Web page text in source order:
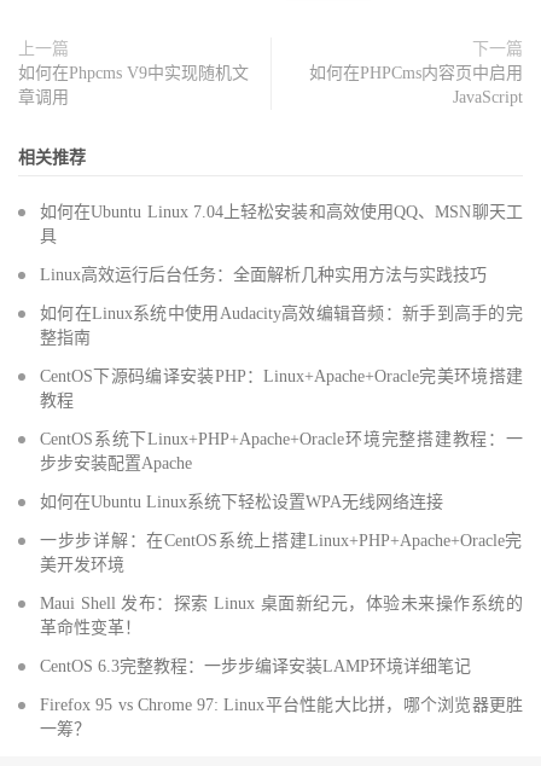
上一篇
如何在Phpcms V9中实现随机文
章调用
下一篇
如何在PHPCms内容页中启用
JavaScript
相关推荐
如何在Ubuntu Linux 7.04上轻松安装和高效使用QQ、MSN聊天工
具
Linux高效运行后台任务：全面解析几种实用方法与实践技巧
如何在Linux系统中使用Audacity高效编辑音频：新手到高手的完
整指南
CentOS下源码编译安装PHP：Linux+Apache+Oracle完美环境搭建
教程
CentOS系统下Linux+PHP+Apache+Oracle环境完整搭建教程：一
步步安装配置Apache
如何在Ubuntu Linux系统下轻松设置WPA无线网络连接
一步步详解：在CentOS系统上搭建Linux+PHP+Apache+Oracle完
美开发环境
Maui Shell 发布：探索 Linux 桌面新纪元，体验未来操作系统的
革命性变革！
CentOS 6.3完整教程：一步步编译安装LAMP环境详细笔记
Firefox 95 vs Chrome 97: Linux平台性能大比拼，哪个浏览器更胜
一筹？